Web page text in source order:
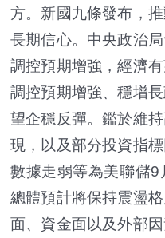
方。新國九條發布，
長期信心。中央政治
調控預期增強，經濟
調控預期增強、穩增
望企穩反彈。鑑於維
現，以及部分投資指
數據走弱等為美聯儲
總體預計將保持震盪
面、資金面以及外部